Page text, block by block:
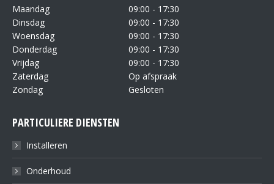
Maandag
09:00 - 17:30
Dinsdag
09:00 - 17:30
Woensdag
09:00 - 17:30
Donderdag
09:00 - 17:30
Vrijdag
09:00 - 17:30
Zaterdag
Op afspraak
Zondag
Gesloten
PARTICULIERE DIENSTEN
Installeren
Onderhoud